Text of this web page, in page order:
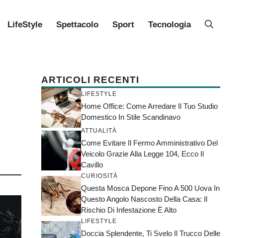
LifeStyle Spettacolo Sport Tecnologia
ARTICOLI RECENTI
LIFESTYLE
Home Office: Come Arredare Il Tuo Studio
Domestico In Stile Scandinavo
ATTUALITÀ
Come Evitare Il Fermo Amministrativo Del
Veicolo Grazie Alla Legge 104, Ecco Il
Cavillo
CURIOSITÀ
Questa Mosca Depone Fino A 500 Uova In
Questo Angolo Nascosto Della Casa: Il
Rischio Di Infestazione È Alto
LIFESTYLE
Doccia Splendente, Ti Svelo Il Trucco Delle